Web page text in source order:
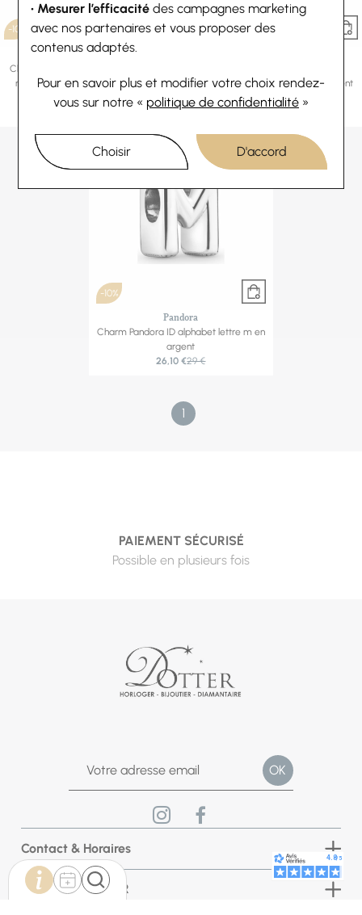
• Mesurer l’efficacité des campagnes marketing
avec nos partenaires et vous proposer des
contenus adaptés.
Pour en savoir plus et modifier votre choix rendez-
vous sur notre « politique de confidentialité »
Choisir D'accord
-10%
Pandora
Charm pendentifs Pandora Tortue de
mer en argent et verre de murano
62,10 €69 €
-10%
biberon et chaussures bébé en argent
et oxyde de zirconium
44,10 €49 €
-10%
Pandora
Charm Pandora ID alphabet lettre m en
argent
26,10 €29 €
1
PAIEMENT SÉCURISÉ
Possible en plusieurs fois
Contact & Horaires
Bijouterie DOTTER